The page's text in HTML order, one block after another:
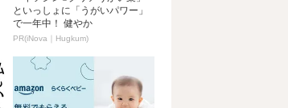
といっしょに「うがいパワー」
で一年中！ 健やか
PR(iNova｜Hugkum)